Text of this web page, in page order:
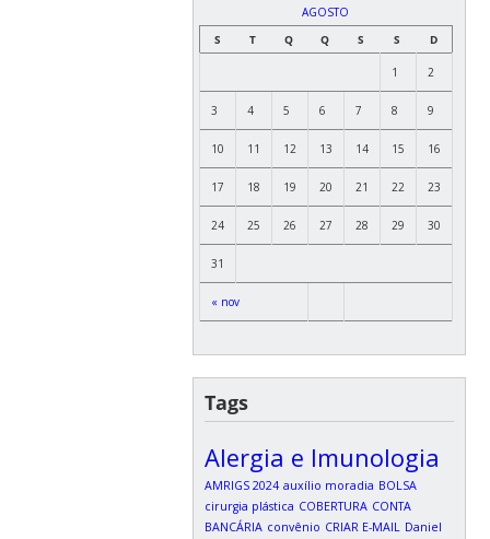
AGOSTO
S
T Q Q S S D
« nov
1 2
3 4 5 6 7 8 9
10 11 12 13 14 15 16
17 18 19 20 21 22 23
24 25 26 27 28 29 30
31
Tags
Alergia e Imunologia
AMRIGS 2024 auxílio moradia BOLSA
cirurgia plástica COBERTURA CONTA
BANCÁRIA convênio CRIAR E-MAIL Daniel